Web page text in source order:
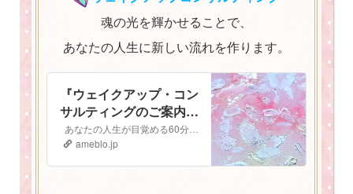
魂の光を輝かせることで、
あなたの人生に新しい流れを作ります。
『ウェイクアップ・コン
サルティングのご案内
⭐️』
ameblo.jp